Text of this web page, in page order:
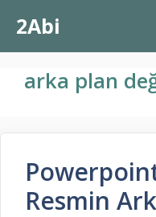
atla2Abi
arka plan
Resmin